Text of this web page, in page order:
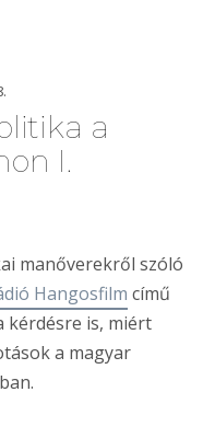
a
I.
manőverekről szóló
Hangosfilm című
kérdésre is, miért
a magyar